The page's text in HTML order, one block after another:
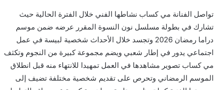
تواصل الفنانة مي كساب نشاطها الفني خلال الفترة الحالية حيث
تشارك في بطولة مسلسل نون النسوة المقرر عرضه ضمن موسم
دراما رمضان 2026 وتجسد خلال الأحداث شخصية لبيسة في عمل
اجتماعي يدور في إطار شعبي ويضم مجموعة كبيرة من النجوم وتكثف
مي كساب تصوير مشاهدها في العمل تمهيدا للانتهاء منه قبل انطلاق
الموسم الرمضاني وتحرص على تقديم شخصية مختلفة تضيف إلى